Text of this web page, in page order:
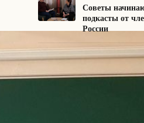
Советы
подкасты от
России